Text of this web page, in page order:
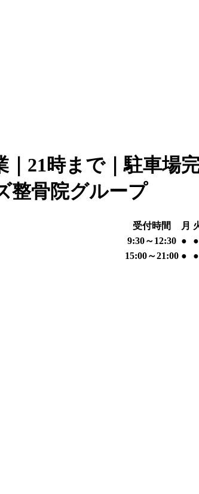
｜21時まで｜駐車場
整骨院グループ
受付時間 月
9:30～12:30 ● ●
15:00～21:00 ● ●